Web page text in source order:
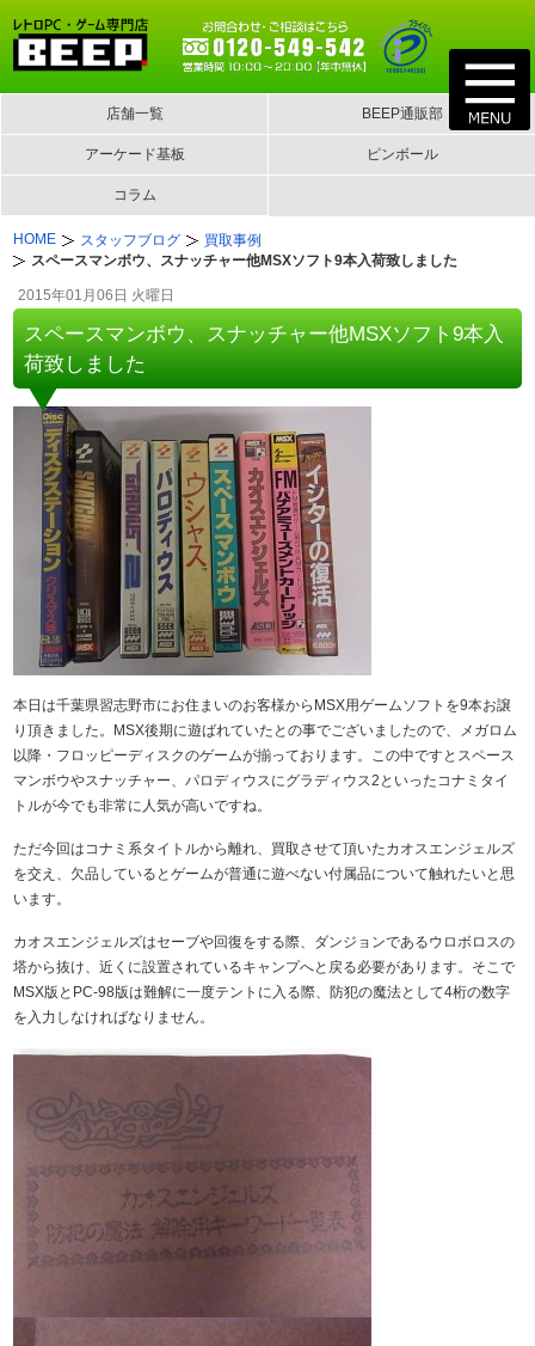
店舗一覧 BEEP通販部
アーケード基板 ピンボール
コラム
HOME スタッフブログ
買取事例
スペースマンボウ、スナッチャー他MSXソフト9本入荷致しました
2015年01月06日 火曜日
スペースマンボウ、スナッチャー他MSXソフト9本入
荷致しました
本日は千葉県習志野市にお住まいのお客様からMSX用ゲームソフトを9本お譲
り頂きました。MSX後期に遊ばれていたとの事でございましたので、メガロム
以降・フロッピーディスクのゲームが揃っております。この中ですとスペース
マンボウやスナッチャー、パロディウスにグラディウス2といったコナミタイ
トルが今でも非常に人気が高いですね。
ただ今回はコナミ系タイトルから離れ、買取させて頂いたカオスエンジェルズ
を交え、欠品しているとゲームが普通に遊べない付属品について触れたいと思
います。
カオスエンジェルズはセーブや回復をする際、ダンジョンであるウロボロスの
塔から抜け、近くに設置されているキャンプへと戻る必要があります。そこで
MSX版とPC-98版は難解に一度テントに入る際、防犯の魔法として4桁の数字
を入力しなければなりません。